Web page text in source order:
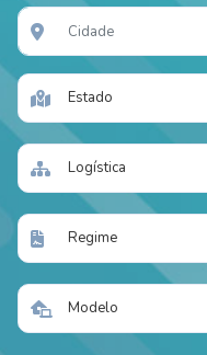
Estado
Logística
Regime
Modelo